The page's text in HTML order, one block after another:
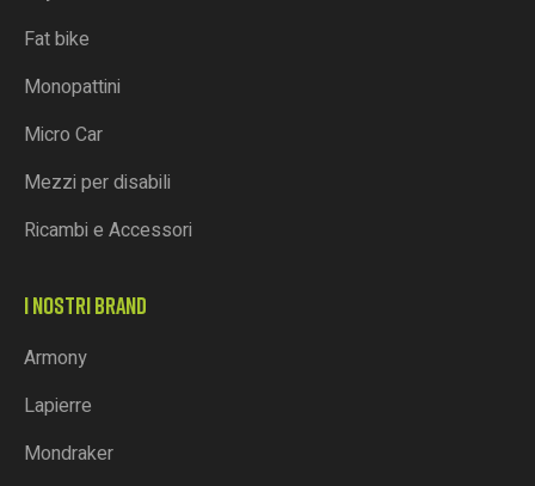
Fat bike
Monopattini
Micro Car
Mezzi per disabili
Ricambi e Accessori
I NOSTRI BRAND
Armony
Lapierre
Mondraker